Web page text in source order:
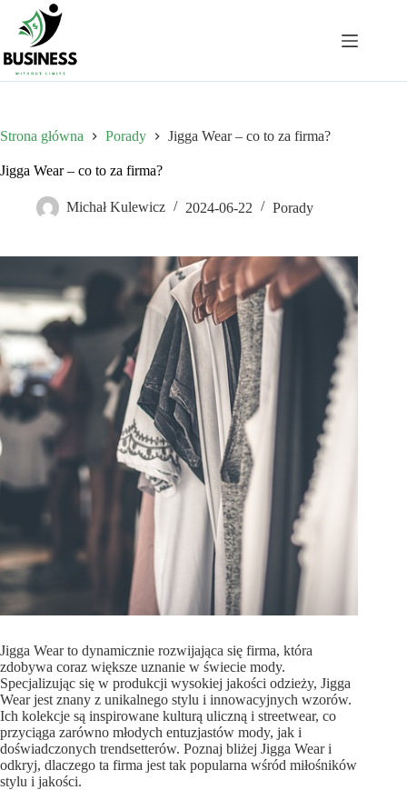
Przejdź
treści
Strona główna Porady Jigga Wear – co to za firma?
Jigga Wear – co to za firma?
Michał Kulewicz 2024-06-22 Porady
Jigga Wear to dynamicznie rozwijająca się firma, która
zdobywa coraz większe uznanie w świecie mody.
Specjalizując się w produkcji wysokiej jakości odzieży, Jigga
Wear jest znany z unikalnego stylu i innowacyjnych wzorów.
Ich kolekcje są inspirowane kulturą uliczną i streetwear, co
przyciąga zarówno młodych entuzjastów mody, jak i
doświadczonych trendsetterów. Poznaj bliżej Jigga Wear i
odkryj, dlaczego ta firma jest tak popularna wśród miłośników
stylu i jakości.